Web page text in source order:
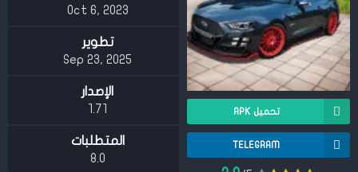
تحميل APK
TELEGRAM
Oct 6, 2023
تطوير
Sep 23, 2025
الإصدار
1.71
المتطلبات
8.0